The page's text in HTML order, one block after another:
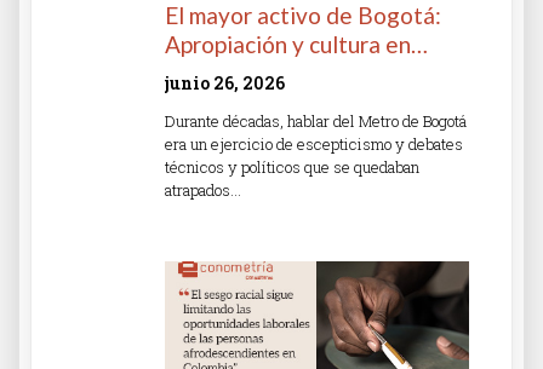
El mayor activo de Bogotá:
Apropiación y cultura en…
junio 26, 2026
Durante décadas, hablar del Metro de Bogotá
era un ejercicio de escepticismo y debates
técnicos y políticos que se quedaban
atrapados…